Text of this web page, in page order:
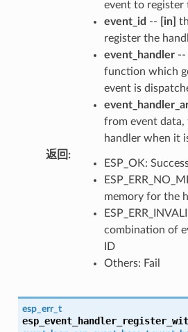
event to register
event_id -- [in]
register the
event_handler--
function which
event is
from event data,
handler when it
返回 :
ESP_OK:
memory for the
combination of
ID
Others: Fail
esp_err_t